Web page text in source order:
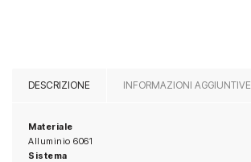
DESCRIZIONE INFORMAZIONI AGGIUNTIVE
Materiale
Alluminio 6061
Sistema